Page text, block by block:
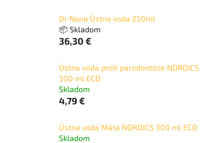
Dr Nona Ústna voda 250ml
📦 Skladom
36,30 €
Ústna voda proti parodontóze NORDICS
300 ml ECO
Skladom
4,79 €
Ústna voda Mäta NORDICS 300 ml ECO
Skladom